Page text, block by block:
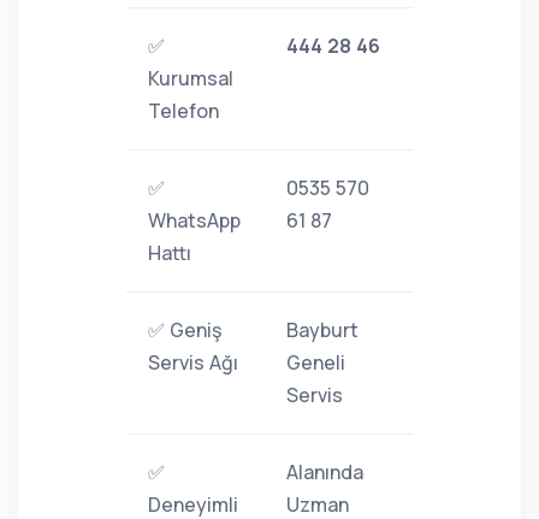
✅
Kurumsal
Telefon
444 28 46
✅
WhatsApp
Hattı
0535 570
61 87
✅ Geniş
Servis Ağı
Bayburt
Geneli
Servis
✅
Deneyimli
Alanında
Uzman